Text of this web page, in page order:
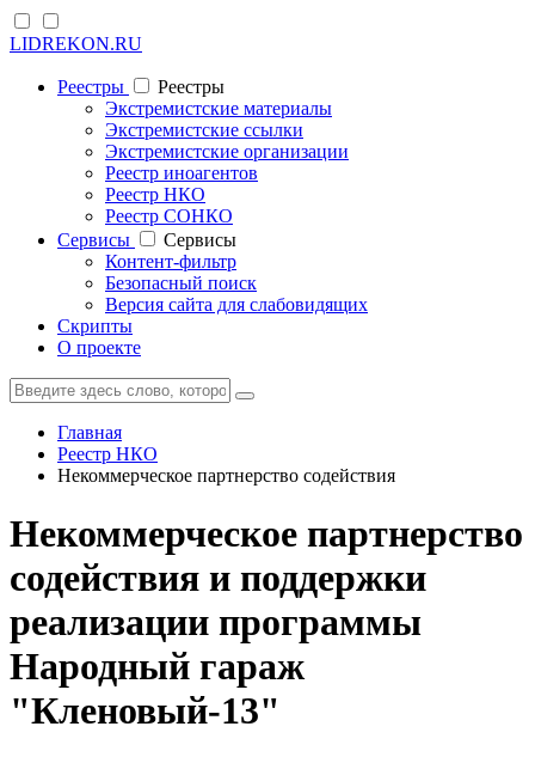
LIDREKON.RU
Реестры
Реестры
Экстремистские материалы
Экстремистские ссылки
Экстремистские организации
Реестр иноагентов
Реестр НКО
Реестр СОНКО
Cервисы
Cервисы
Контент-фильтр
Безопасный поиск
Версия сайта для слабовидящих
Скрипты
О проекте
Главная
Реестр НКО
Некоммерческое партнерство содействия
Некоммерческое партнерство
содействия и поддержки
реализации программы
Народный гараж
"Кленовый-13"